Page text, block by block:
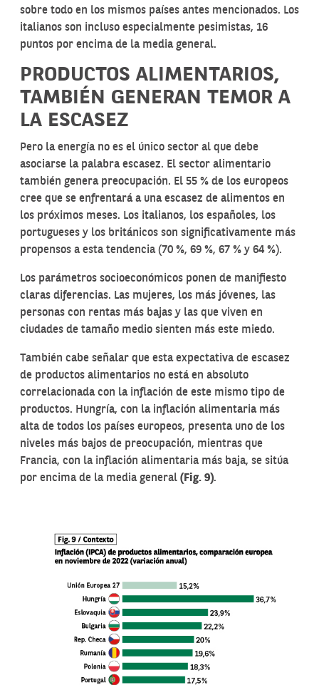
sobre todo en los mismos países antes mencionados. Los
italianos son incluso especialmente pesimistas, 16
puntos por encima de la media general.
PRODUCTOS ALIMENTARIOS,
TAMBIÉN GENERAN TEMOR A
LA ESCASEZ
Pero la energía no es el único sector al que debe
asociarse la palabra escasez. El sector alimentario
también genera preocupación. El 55 % de los europeos
cree que se enfrentará a una escasez de alimentos en
los próximos meses. Los italianos, los españoles, los
portugueses y los británicos son significativamente más
propensos a esta tendencia (70 %, 69 %, 67 % y 64 %).
Los parámetros socioeconómicos ponen de manifiesto
claras diferencias. Las mujeres, los más jóvenes, las
personas con rentas más bajas y las que viven en
ciudades de tamaño medio sienten más este miedo.
También cabe señalar que esta expectativa de escasez
de productos alimentarios no está en absoluto
correlacionada con la inflación de este mismo tipo de
productos. Hungría, con la inflación alimentaria más
alta de todos los países europeos, presenta uno de los
niveles más bajos de preocupación, mientras que
Francia, con la inflación alimentaria más baja, se sitúa
por encima de la media general (Fig. 9).